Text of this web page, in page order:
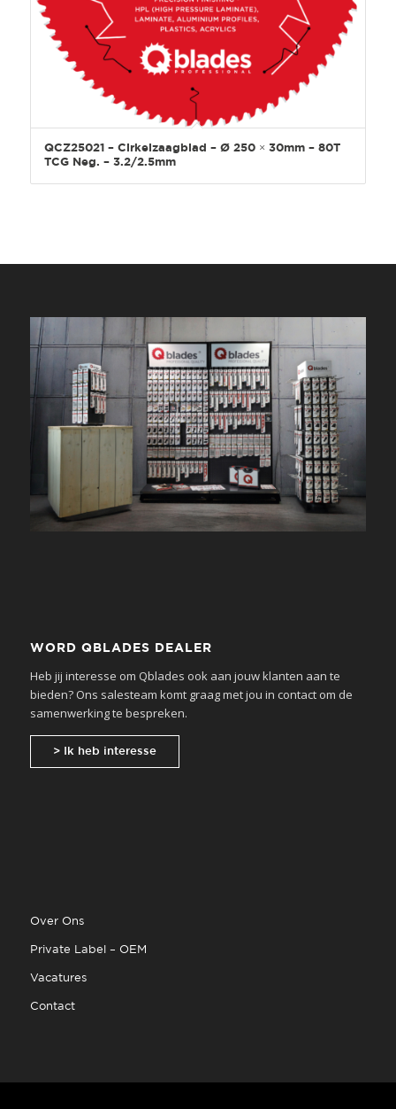
QCZ25021 – Cirkelzaagblad – Ø 250 × 30mm – 80T
TCG Neg. – 3.2/2.5mm
WORD QBLADES DEALER
Heb jij interesse om Qblades ook aan jouw klanten aan te
bieden? Ons salesteam komt graag met jou in contact om de
samenwerking te bespreken.
> Ik heb interesse
Over Ons
Private Label – OEM
Vacatures
Contact